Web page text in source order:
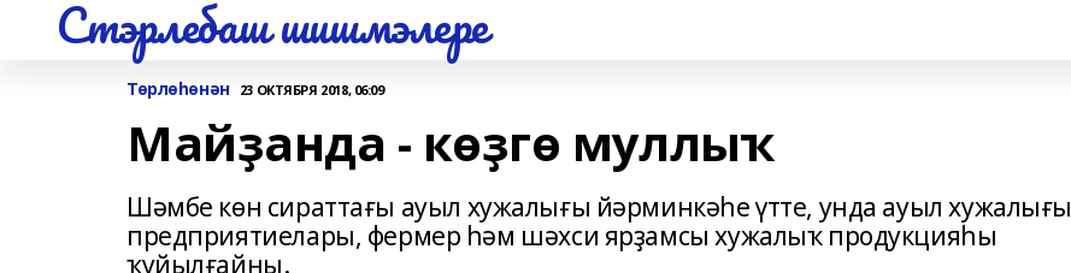
Стэрлебаш шишмэлере
Төрлөһөнән 23 ОКТЯБРЯ 2018, 06:09
Майҙанда - көҙгө муллыҡ
Шәмбе көн сираттағы ауыл хужалығы йәрминкәһе үтте, унда ауыл хужалығы
предприятиелары, фермер һәм шәхси ярҙамсы хужалыҡ продукцияһы
ҡуйылғайны.